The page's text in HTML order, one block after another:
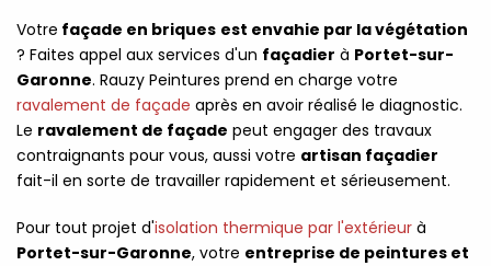
Votre façade en briques est envahie par la végétation
? Faites appel aux services d'un façadier à Portet-sur-
Garonne. Rauzy Peintures prend en charge votre
ravalement de façade après en avoir réalisé le diagnostic.
Le ravalement de façade peut engager des travaux
contraignants pour vous, aussi votre artisan façadier
fait-il en sorte de travailler rapidement et sérieusement.
Pour tout projet d'isolation thermique par l'extérieur à
Portet-sur-Garonne, votre entreprise de peintures et